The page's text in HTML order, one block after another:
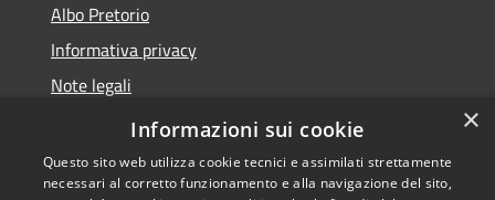
Albo Pretorio
Informativa privacy
Note legali
Dichiarazione di accessibilità
×
Informazioni sui cookie
Questo sito web utilizza cookie tecnici e assimilati strettamente
necessari al corretto funzionamento e alla navigazione del sito,